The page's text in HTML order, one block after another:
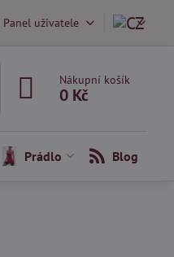
Panel uživatele
Nákupní košík
0 Kč
Prádlo Blog